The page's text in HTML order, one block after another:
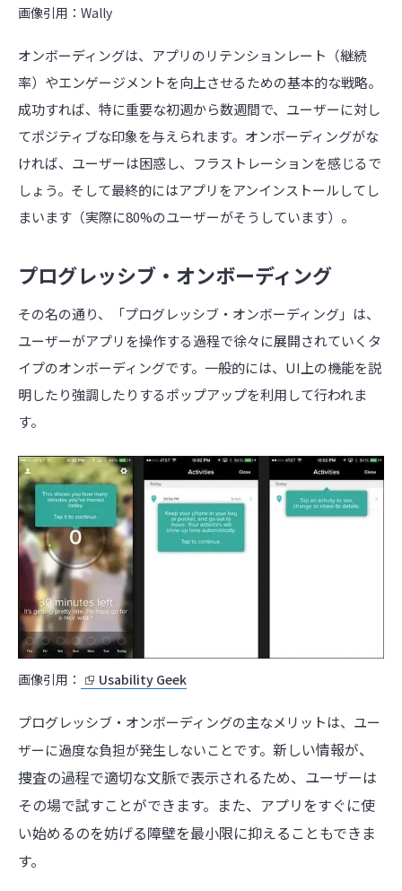
画像引用：Wally
オンボーディングは、アプリのリテンションレート（継続
率）やエンゲージメントを向上させるための基本的な戦略。
成功すれば、特に重要な初週から数週間で、ユーザーに対し
てポジティブな印象を与えられます。オンボーディングがな
ければ、ユーザーは困惑し、フラストレーションを感じるで
しょう。そして最終的にはアプリをアンインストールしてし
まいます（実際に80%のユーザーがそうしています）。
プログレッシブ・オンボーディング
その名の通り、「プログレッシブ・オンボーディング」は、
ユーザーがアプリを操作する過程で徐々に展開されていくタ
イプのオンボーディングです。一般的には、 UI上の機能を説
明したり強調したりするポップアップを利用して行われま
す。
画像引用： Usability Geek
プログレッシブ・オンボーディングの主なメリットは、ユー
ザーに過度な負担が発生しないことです。 新しい情報が、
捜査の過程で適切な文脈で表示されるため、ユーザーは
その場で試すことができます。また、アプリをすぐに使
い始めるのを妨げる障壁を最小限に抑えることもできま
す。